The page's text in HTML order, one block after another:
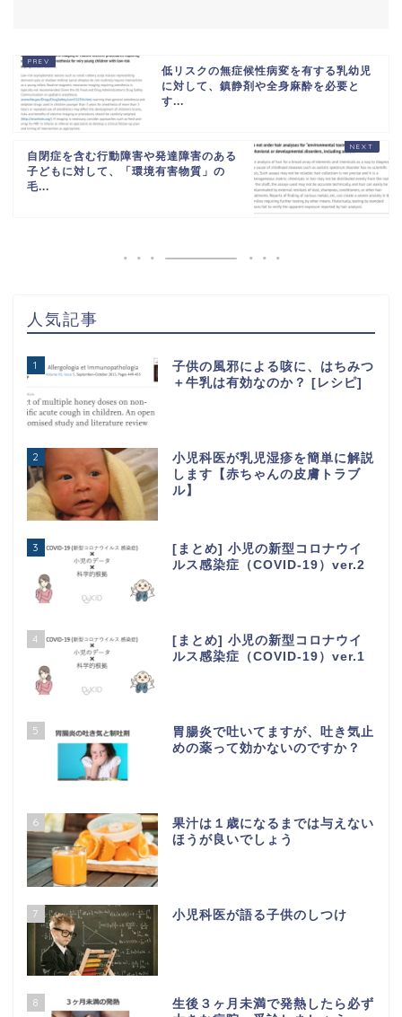
低リスクの無症候性病変を有する乳幼児
に対して、鎮静剤や全身麻酔を必要と
す...
自閉症を含む行動障害や発達障害のある
子どもに対して、「環境有害物質」の
毛...
人気記事
1
子供の風邪による咳に、はちみつ
＋牛乳は有効なのか？ [レシピ]
2
小児科医が乳児湿疹を簡単に解説
します【赤ちゃんの皮膚トラブ
ル】
3
[まとめ] 小児の新型コロナウイ
ルス感染症（COVID-19）ver.2
4
[まとめ] 小児の新型コロナウイ
ルス感染症（COVID-19）ver.1
5
胃腸炎で吐いてますが、吐き気止
めの薬って効かないのですか？
6
果汁は１歳になるまでは与えない
ほうが良いでしょう
7 小児科医が語る子供のしつけ
8
生後３ヶ月未満で発熱したら必ず